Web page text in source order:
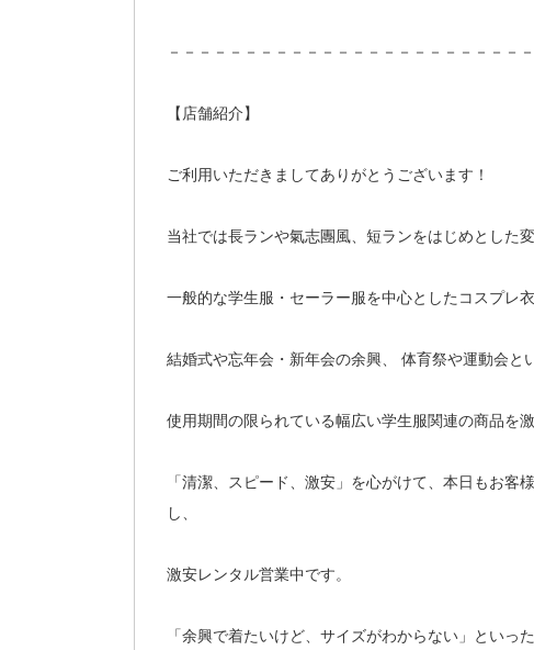
－－－－－－－－－－－－－－－－－－－－－－－
【店舗紹介】
ご利用いただきましてありがとうございます！
当社では長ランや氣志團風、短ランをはじめとした
一般的な学生服・セーラー服を中心としたコスプレ
結婚式や忘年会・新年会の余興、 体育祭や運動会と
使用期間の限られている幅広い学生服関連の商品を
「清潔、スピード、激安」を心がけて、本日もお
し、
激安レンタル営業中です。
「余興で着たいけど、サイズがわからない」といっ